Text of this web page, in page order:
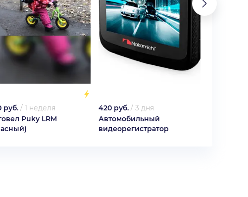
руб. / 1 неделя
Puky LRM
420 руб. / 3 дня
Автомобильный
видеорегистратор